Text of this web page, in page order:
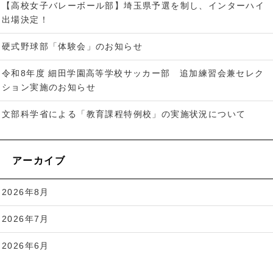
【高校女子バレーボール部】埼玉県予選を制し、インターハイ
出場決定！
硬式野球部「体験会」のお知らせ
令和8年度 細田学園高等学校サッカー部 追加練習会兼セレク
ション実施のお知らせ
文部科学省による「教育課程特例校」の実施状況について
アーカイブ
2026年8月
2026年7月
2026年6月